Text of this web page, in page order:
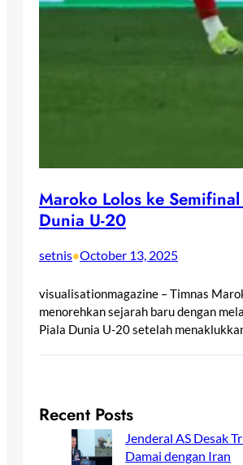
Maroko Lolos ke
Dunia U-20
setnis•October 13, 2025
visualisationmagazine – Timnas
menorehkan sejarah baru dengan
Piala Dunia U-20 setelah
Recent Posts
Jenderal AS Desak
Damai dengan Iran